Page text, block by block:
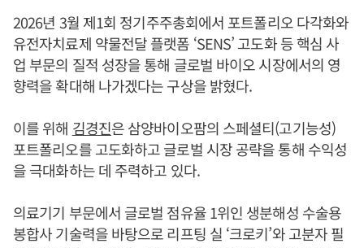
2026년 3월 제1회 정기주주총회에서 포트폴리오 다각화와
유전자치료제 약물전달 플랫폼 ‘SENS’ 고도화 등 핵심 사
업 부문의 질적 성장을 통해 글로벌 바이오 시장에서의 영
향력을 확대해 나가겠다는 구상을 밝혔다.
이를 위해 김경진은 삼양바이오팜의 스페셜티(고기능성)
포트폴리오를 고도화하고 글로벌 시장 공략을 통해 수익성
을 극대화하는 데 주력하고 있다.
의료기기 부문에서 글로벌 점유율 1위인 생분해성 수술용
봉합사 기술력을 바탕으로 리프팅 실 ‘크로키’와 고분자 필